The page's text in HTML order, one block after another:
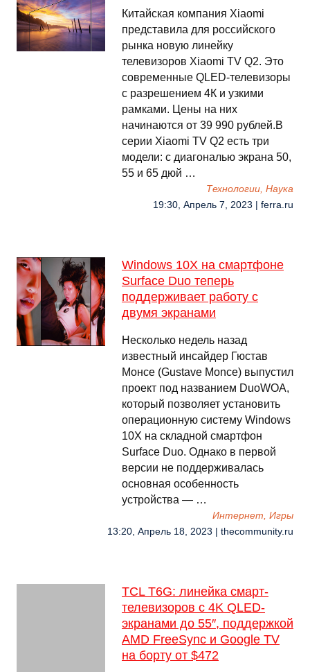
Китайская компания Xiaomi
представила для российского
рынка новую линейку
телевизоров Xiaomi TV Q2. Это
современные QLED-телевизоры
с разрешением 4К и узкими
рамками. Цены на них
начинаются от 39 990 рублей.В
серии Xiaomi TV Q2 есть три
модели: с диагональю экрана 50,
55 и 65 дюй …
Технологии, Наука
19:30, Апрель 7, 2023 | ferra.ru
Windows 10X на смартфоне
Surface Duo теперь
поддерживает работу с
двумя экранами
Несколько недель назад
известный инсайдер Гюстав
Монсе (Gustave Monce) выпустил
проект под названием DuoWOA,
который позволяет установить
операционную систему Windows
10X на складной смартфон
Surface Duo. Однако в первой
версии не поддерживалась
основная особенность
устройства — …
Интернет, Игры
13:20, Апрель 18, 2023 | thecommunity.ru
TCL T6G: линейка смарт-
телевизоров с 4K QLED-
экранами до 55″, поддержкой
AMD FreeSync и Google TV
на борту от $472